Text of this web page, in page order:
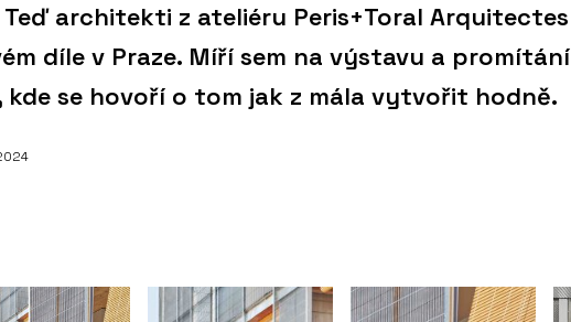
architekti z ateliéru Peris+Toral Arquitectes
díle v Praze. Míří sem na výstavu a promítání
kde se hovoří o tom jak z mála vytvořit hodně.